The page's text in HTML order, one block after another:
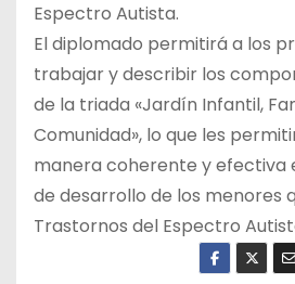
Espectro Autista.
El diplomado permitirá a los
trabajar y describir los
de la triada «Jardín Infantil,
Comunidad», lo que les
manera coherente y efectiva
de desarrollo de los menores
Trastornos del Espectro